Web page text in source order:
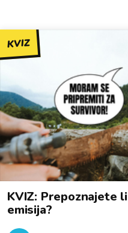
KVIZ
KVIZ: Prepoznajete
emisija?